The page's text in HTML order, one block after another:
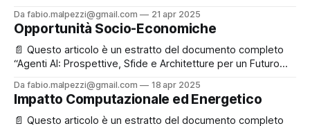
liberamente in fondo alla pagina. ✉️ Se ti va, registrati
gratuitamente: così potremo rimanere in contatto e
aggiornarti su nuovi contenuti e iniziative! Perché “multi-
agente”
Da fabio.malpezzi@gmail.com 21 apr 2025
Opportunità Socio-Economiche
📄 Questo articolo è un estratto del documento completo
“Agenti AI: Prospettive, Sfide e Architetture per un Futuro
liberamente in fondo alla pagina. ✉️ Se ti va, registrati
gratuitamente: così potremo rimanere in contatto e
aggiornarti su nuovi contenuti e iniziative! Applicazioni
Da fabio.malpezzi@gmail.com 18 apr 2025
Impatto Computazionale ed Energetico
📄 Questo articolo è un estratto del documento completo